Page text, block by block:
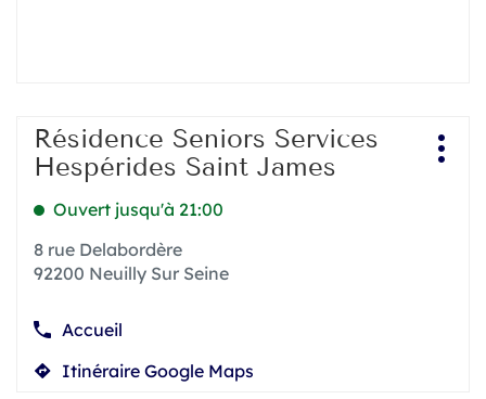
Appuyer
sur
ENTRÉE
obtenir
de
informations
Point
de
vente
:
Résidence Seniors Services
Hespérides Saint James
Ouvert jusqu'à 21:00
8 rue Delabordère
92200 Neuilly Sur Seine
Accueil
Afficher
le
numéro
Itinéraire Google Maps
jusqu'au
Plus